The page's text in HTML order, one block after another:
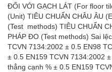
ĐỐI VỚI GẠCH LÁT (For floor
(Unit) TIÊU CHUẨN CHÂU ÂU
(Test methods) TIÊU CHUẨN
PHÁP ĐO (Test methods) Sai
TCVN 7134:2002 ± 0.5 EN98
± 0.5 EN159 TCVN 7134:2002
thẳng cạnh % ± 0.5 EN159